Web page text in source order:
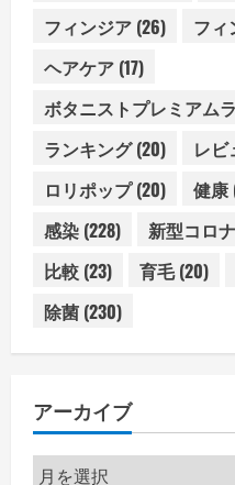
フィンジア (26) フィ
ヘアケア (17)
ボタニストプレミアム
ランキング(20) レビ
ロリポップ(20) 健康
感染 (228) 新型コロ
比較 (23) 育毛(20)
除菌 (230)
アーカイブ
ア